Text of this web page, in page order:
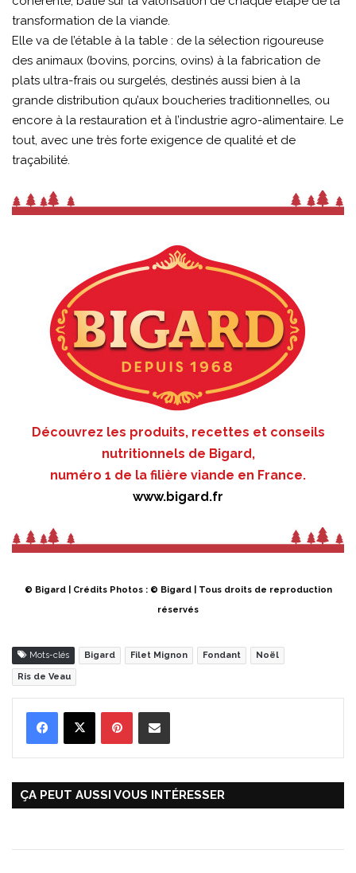
transformation de la viande.
Elle va de l’étable à la table : de la sélection rigoureuse
des animaux (bovins, porcins, ovins) à la fabrication de
plats ultra-frais ou surgelés, destinés aussi bien à la
grande distribution qu’aux boucheries traditionnelles, ou
encore à la restauration et à l’industrie agro-alimentaire. Le
tout, avec une très forte exigence de qualité et de
traçabilité.
Découvrez les produits, recettes et conseils
nutritionnels de Bigard,
numéro 1 de la filière viande en France.
www.bigard.fr
© Bigard | Crédits Photos : © Bigard | Tous droits de reproduction
réservés
Mots-clés Bigard Filet Mignon Fondant Noël
Ris de Veau
ÇA PEUT AUSSI VOUS INTÉRESSER